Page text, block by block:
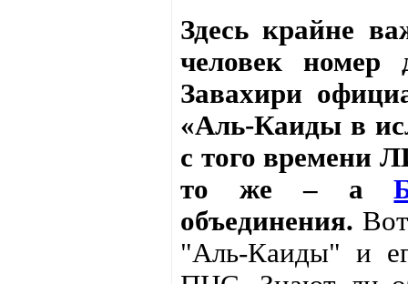
Здесь крайне
человек номер
Завахири
«Аль-Каиды в
с того времени
то же – а
объединения.
"Аль-Каиды" и